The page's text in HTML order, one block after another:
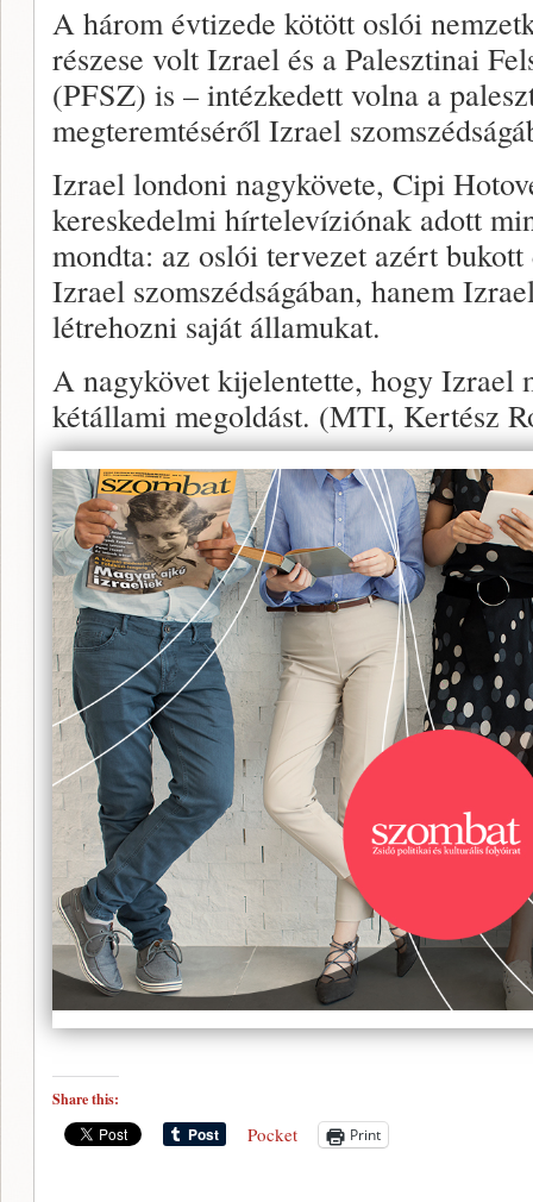
A három évtizede kötött oslói
részese volt Izrael és a Palesztinai
(PFSZ) is – intézkedett volna a
megteremtéséről Izrael
Izrael londoni nagykövete, Cipi
kereskedelmi hírtelevíziónak adott
mondta: az oslói tervezet azért
Izrael szomszédságában, hanem
létrehozni saját államukat.
A nagykövet kijelentette, hogy Izrael
kétállami megoldást. (MTI, Kertész
Share this:
Pocket Print